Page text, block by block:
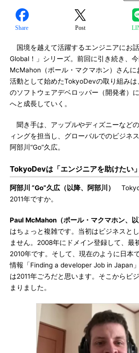
Share Post
国境を越えて活躍するエンジニアにお
Global！」シリーズ。前回に引き続き、
McMahon（ポール・マクマホン）さん
活動として始めたTokyoDevの取り組み
のソフトウェアデベロッパー（開発者）
へと成長していく。
聞き手は、アップルやディズニーなど
ィングを担当し、グローバルでのビジネ
阿部川“Go”久広。
TokyoDevは「エンジニアを助けたい
阿部川 “Go”久広（以降、阿部川）
2011年ですか。
Paul McMahon（ポール・マクマホン、以
はちょっと複雑です。当初はビジネスと
ません。2008年にドメイン登録して、最
2010年です。そして、現在のように日本
情報「Finding a developer Job in Japan
は2011年ごろだと思います。そこからビ
まりました。